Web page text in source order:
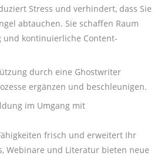
Stress und verhindert, dass Sie
abtauchen. Sie schaffen Raum
kontinuierliche Content-
durch eine Ghostwriter
ergänzen und beschleunigen.
im Umgang mit
frisch und erweitert Ihr
Webinare und Literatur bieten neue